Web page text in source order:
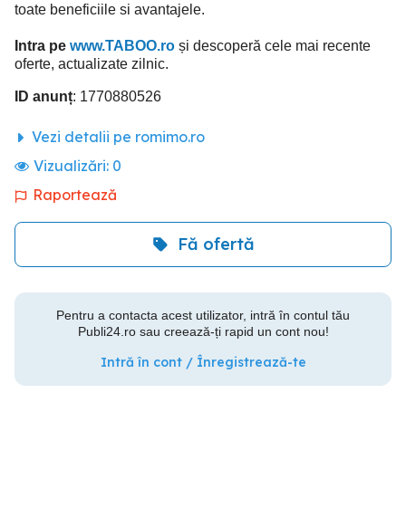
toate beneficiile si avantajele.
Intra pe www.TABOO.ro și descoperă cele mai recente
oferte, actualizate zilnic.
ID anunț: 1770880526
Vezi detalii pe romimo.ro
Vizualizări: 0
Raportează
Fă ofertă
Pentru a contacta acest utilizator, intră în contul tău
Publi24.ro sau creează-ți rapid un cont nou!
Intră în cont / Înregistrează-te